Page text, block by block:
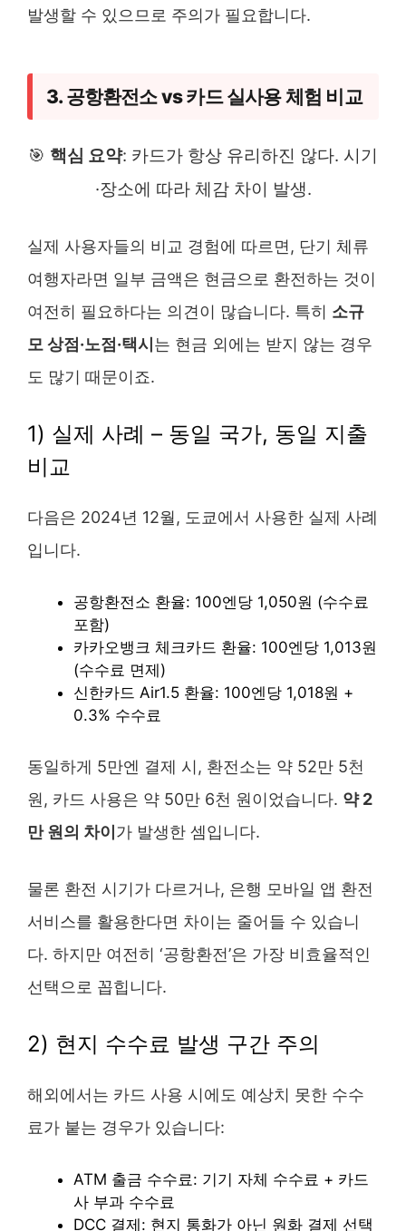
발생할 수 있으므로 주의가 필요합니다.
3. 공항환전소 vs 카드 실사용 체험 비교
🎯 핵심 요약: 카드가 항상 유리하진 않다. 시기
·장소에 따라 체감 차이 발생.
실제 사용자들의 비교 경험에 따르면, 단기 체류
여행자라면 일부 금액은 현금으로 환전하는 것이
여전히 필요하다는 의견이 많습니다. 특히 소규
모 상점·노점·택시 는 현금 외에는 받지 않는 경우
도 많기 때문이죠.
1) 실제 사례 – 동일 국가, 동일 지출
비교
다음은 2024년 12월, 도쿄에서 사용한 실제 사례
입니다.
공항환전소 환율: 100엔당 1,050원 (수수료
포함)
카카오뱅크 체크카드 환율: 100엔당 1,013원
(수수료 면제)
신한카드 Air1.5 환율: 100엔당 1,018원 +
0.3% 수수료
동일하게 5만엔 결제 시, 환전소는 약 52만 5천
원, 카드 사용은 약 50만 6천 원이었습니다. 약 2
만 원의 차이 가 발생한 셈입니다.
물론 환전 시기가 다르거나, 은행 모바일 앱 환전
서비스를 활용한다면 차이는 줄어들 수 있습니
다. 하지만 여전히 ‘공항환전’은 가장 비효율적인
선택으로 꼽힙니다.
2) 현지 수수료 발생 구간 주의
해외에서는 카드 사용 시에도 예상치 못한 수수
료가 붙는 경우가 있습니다:
ATM 출금 수수료: 기기 자체 수수료 + 카드
사 부과 수수료
DCC 결제: 현지 통화가 아닌 원화 결제 선택